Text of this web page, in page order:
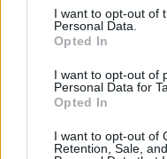
consent section.
I want to opt-out of
Personal Data.
Opted In
I want to opt-out of
Personal Data for
Opted In
I want to opt-out of
Retention, Sale,
Η δωδεκάδα της
Τονούτ, Μπολμάρο,